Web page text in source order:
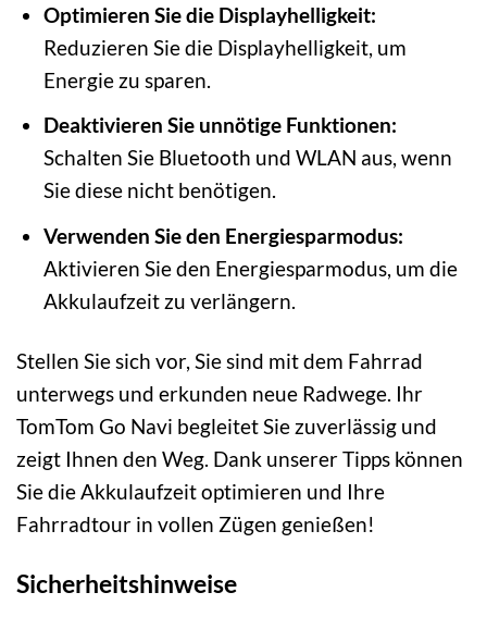
Optimieren Sie die Displayhelligkeit:
Reduzieren Sie die Displayhelligkeit, um
Energie zu sparen.
Deaktivieren Sie unnötige Funktionen:
Schalten Sie Bluetooth und WLAN aus, wenn
Sie diese nicht benötigen.
Verwenden Sie den Energiesparmodus:
Aktivieren Sie den Energiesparmodus, um die
Akkulaufzeit zu verlängern.
Stellen Sie sich vor, Sie sind mit dem Fahrrad
unterwegs und erkunden neue Radwege. Ihr
TomTom Go Navi begleitet Sie zuverlässig und
zeigt Ihnen den Weg. Dank unserer Tipps können
Sie die Akkulaufzeit optimieren und Ihre
Fahrradtour in vollen Zügen genießen!
Sicherheitshinweise